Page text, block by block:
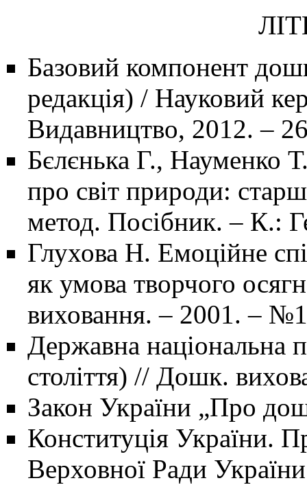
Базовий компонент
редакція) / Науковий
Видавництво, 2012. –
Бєлєнька Г., Науменко
про світ природи:
метод. Посібник. – К.:
Глухова Н. Емоційне
як умова творчого
виховання. – 2001. –
Державна національна
століття) // Дошк.
Закон України „Про
Конституція України.
Верховної Ради